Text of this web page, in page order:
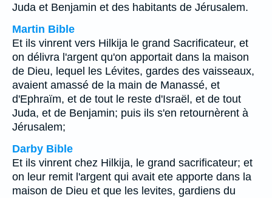
Juda et Benjamin et des habitants de Jérusalem.
Martin Bible
Et ils vinrent vers Hilkija le grand Sacrificateur, et
on délivra l'argent qu'on apportait dans la maison
de Dieu, lequel les Lévites, gardes des vaisseaux,
avaient amassé de la main de Manassé, et
d'Ephraïm, et de tout le reste d'Israël, et de tout
Juda, et de Benjamin; puis ils s'en retournèrent à
Jérusalem;
Darby Bible
Et ils vinrent chez Hilkija, le grand sacrificateur; et
on leur remit l'argent qui avait ete apporte dans la
maison de Dieu et que les levites, gardiens du